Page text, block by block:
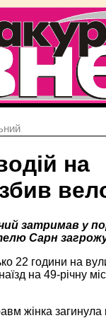
на
затримав у
Сарн
22 години на
на 49-річну
жінка загинула